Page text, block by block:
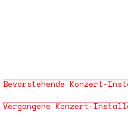
Bevorstehende Konzert-
Vergangene Konzert-